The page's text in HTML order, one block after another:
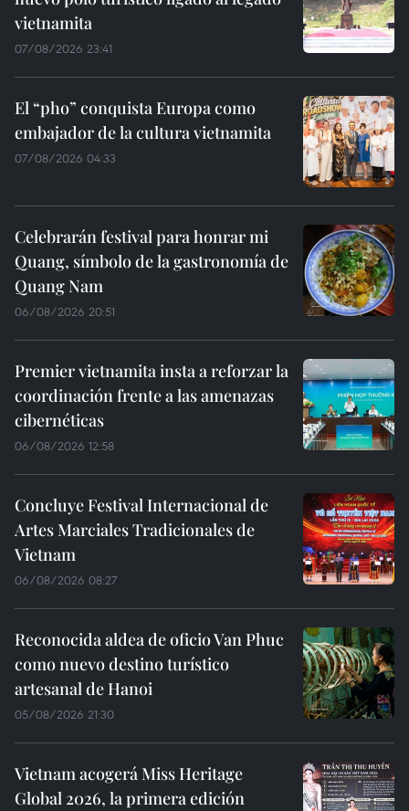
vietnamita
07/08/2026 23:41
El “pho” conquista Europa como
embajador de la cultura vietnamita
07/08/2026 04:33
Celebrarán festival para honrar mi
Quang, símbolo de la gastronomía de
Quang Nam
06/08/2026 20:51
Premier vietnamita insta a reforzar la
coordinación frente a las amenazas
cibernéticas
06/08/2026 12:58
Concluye Festival Internacional de
Artes Marciales Tradicionales de
Vietnam
06/08/2026 08:27
Reconocida aldea de oficio Van Phuc
como nuevo destino turístico
artesanal de Hanoi
05/08/2026 21:30
Vietnam acogerá Miss Heritage
Global 2026, la primera edición